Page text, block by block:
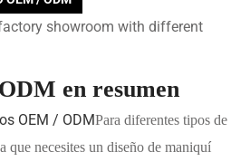
en resumen
OEM / ODMPara diferentes tipos de
que necesites un diseño de maniquí